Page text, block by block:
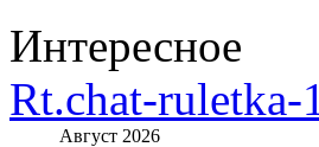
Интересное
Rt.chat-ruletka-
Август 2026